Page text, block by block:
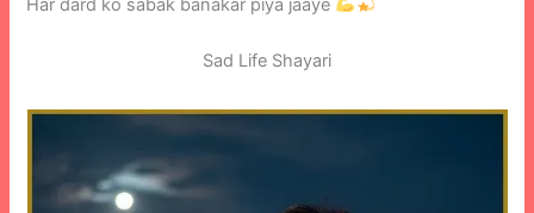
Har dard ko sabak banakar piya jaaye
Sad Life Shayari